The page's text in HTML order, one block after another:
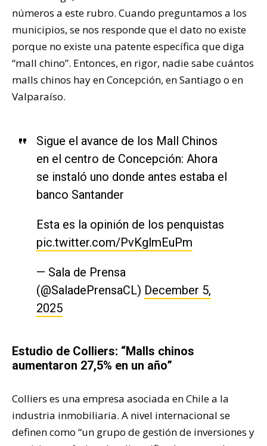
números a este rubro. Cuando preguntamos a los
municipios, se nos responde que el dato no existe
porque no existe una patente específica que diga
“mall chino”. Entonces, en rigor, nadie sabe cuántos
malls chinos hay en Concepción, en Santiago o en
Valparaíso.
Sigue el avance de los Mall Chinos
en el centro de Concepción: Ahora
se instaló uno donde antes estaba el
banco Santander
Esta es la opinión de los penquistas
pic.twitter.com/PvKglmEuPm
— Sala de Prensa
(@SaladePrensaCL) December 5,
2025
Estudio de Colliers: “Malls chinos
aumentaron 27,5% en un año”
Colliers es una empresa asociada en Chile a la
industria inmobiliaria. A nivel internacional se
definen como “un grupo de gestión de inversiones y